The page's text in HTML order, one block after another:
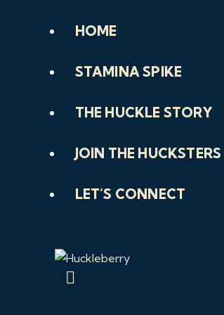
HOME
STAMINA SPIKE
THE HUCKLE STORY
JOIN THE HUCKSTERS
LET’S CONNECT